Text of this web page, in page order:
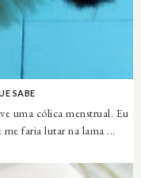
SABE
uma cólica menstrual. Eu
faria lutar na lama ...